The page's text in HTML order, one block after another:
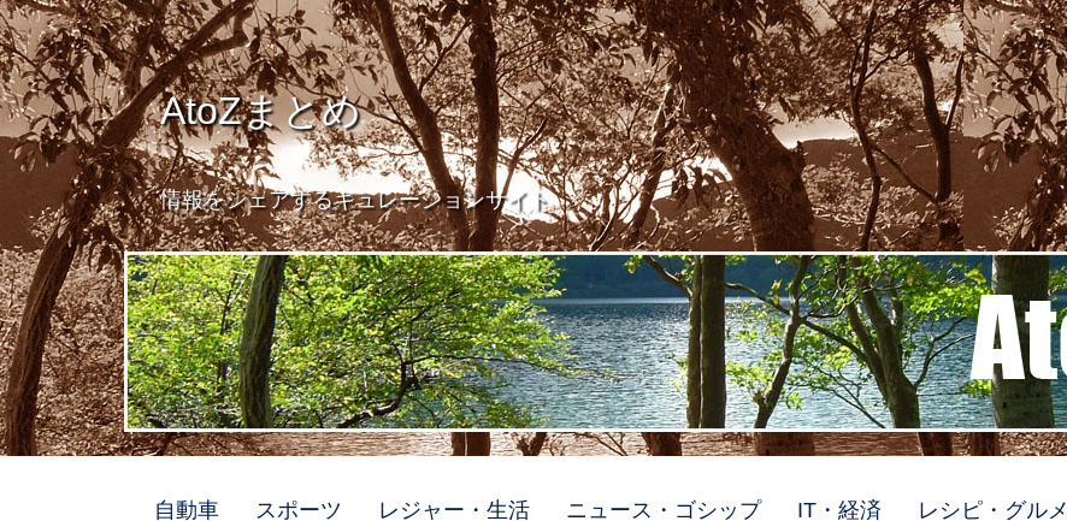
AtoZまとめ
情報をシェアするキュレーションサイト
自動車 スポーツ レジャー・生活 ニュース・ゴシップ IT・経済 レシピ・グルメ